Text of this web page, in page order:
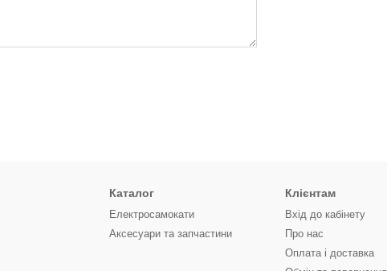
Каталог
Електросамокати
Аксесуари та запчастини
Клієнтам
Вхід до кабінету
Про нас
Оплата і доставка